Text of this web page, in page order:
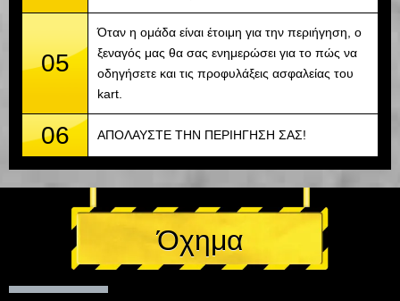
05
Όταν η ομάδα είναι έτοιμη για την περιήγηση, ο
ξεναγός μας θα σας ενημερώσει για το πώς να
οδηγήσετε και τις προφυλάξεις ασφαλείας του
kart.
06 ΑΠΟΛΑΥΣΤΕ ΤΗΝ ΠΕΡΙΗΓΗΣΗ ΣΑΣ!
Όχημα